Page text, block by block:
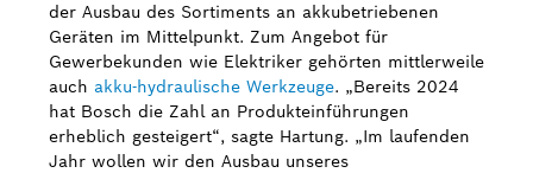
der Ausbau des Sortiments an akkubetriebenen
Geräten im Mittelpunkt. Zum Angebot für
Gewerbekunden wie Elektriker gehörten mittlerweile
auch akku-hydraulische Werkzeuge. „Bereits 2024
hat Bosch die Zahl an Produkteinführungen
erheblich gesteigert“, sagte Hartung. „Im laufenden
Jahr wollen wir den Ausbau unseres